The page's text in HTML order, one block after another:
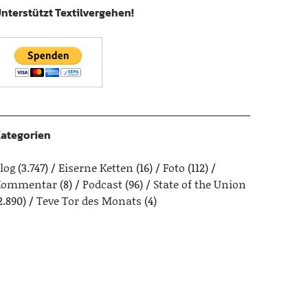
Textilvergehen!
(3.747) Eiserne Ketten (16) Foto (112)
(8) Podcast(96)
State of the Union
Teve Tor des Monats (4)